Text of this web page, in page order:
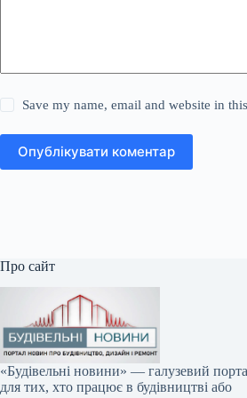
Save my name, email and website in
Опублікувати коментар
Про сайт
«Будівельні новини» — галузевий
для тих, хто працює в будівництві або